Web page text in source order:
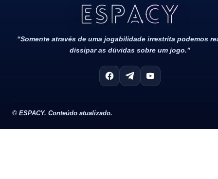
Todos Os Direitos Reservados 2022/2023​
“Somente através de uma jogabilidade irrestrita podemos
dissipar as dúvidas sobre um jogo.”
© ESPACY. Conteúdo atualizado.